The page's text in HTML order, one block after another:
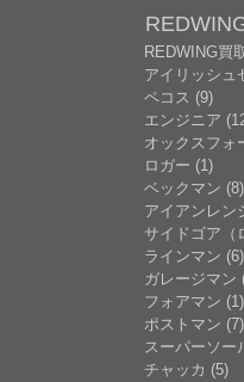
REDWING買
アイリッシュ
ペコス (9)
エンジニア
オックスフォ
ロガー (1)
ベックマン (8)
アイアンレン
サイドゴア（
ラインマン (6)
ガレージマン
フォアマン (1)
ポストマン (7)
スーパーソー
チャッカ (5)